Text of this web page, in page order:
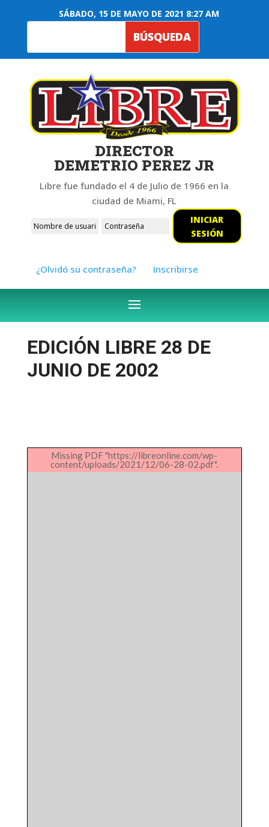
SÁBADO, 15 DE MAYO DE 2021 8:27 AM
DIRECTOR
DEMETRIO PEREZ JR
Libre fue fundado el 4 de Julio de 1966 en la
ciudad de Miami, FL
INICIAR
SESIÓN
¿Olvidó su contraseña? Inscribirse
EDICIÓN LIBRE 28 DE
JUNIO DE 2002
Missing PDF "https://libreonline.com/wp-
content/uploads/2021/12/06-28-02.pdf".